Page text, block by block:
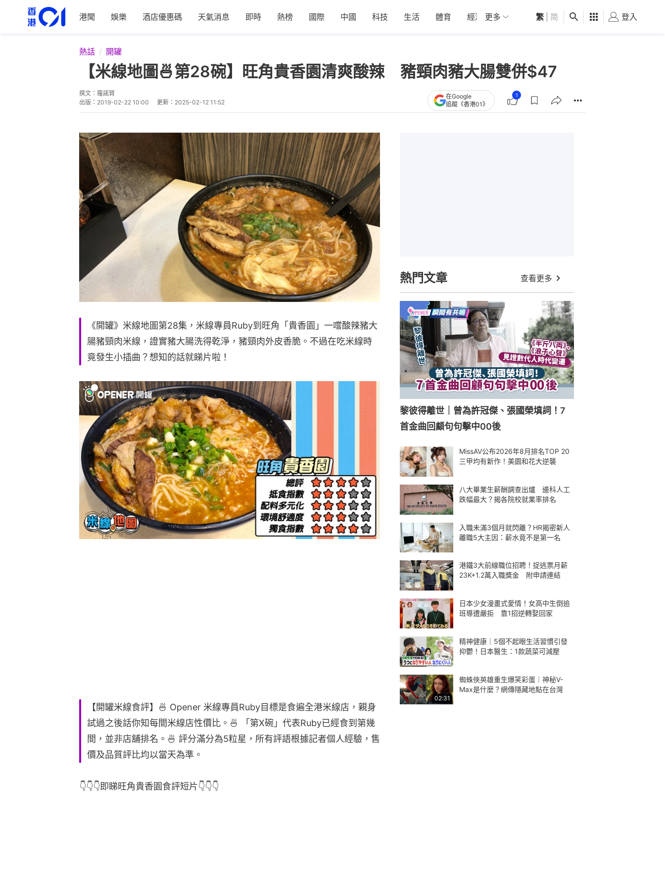
港聞 娛樂 酒店優惠碼 天氣消息 即時 熱榜 國際 中國 科技 生活 體育 經濟 01深圳 觀點 健康 好食玩飛
更多 繁 简 登入
熱話 開罐
【米線地圖🍜第28碗】旺角貴香園清爽酸辣 豬頸肉豬大腸雙併$47
撰文： 羅諾賢
出版： 2019-02-22 10:00 更新： 2025-02-12 11:52
在Google
追蹤《香港01》
1
《開罐》米線地圖第28集，米線專員Ruby到旺角「貴香園」一嚐酸辣豬大
腸豬頸肉米線，證實豬大腸洗得乾淨，豬頸肉外皮香脆。不過在吃米線時
竟發生小插曲？想知的話就睇片啦！
【開罐米線食評】🍜 Opener 米線專員Ruby目標是食遍全港米線店，親身
試過之後話你知每間米線店性價比。🍜 「第X碗」代表Ruby已經食到第幾
間，並非店舖排名。🍜 評分滿分為5粒星，所有評語根據記者個人經驗，售
價及品質評比均以當天為準。
👇👇👇即睇旺角貴香園食評短片👇👇👇
熱門文章 查看更多
黎彼得離世｜曾為許冠傑、張國榮填詞！7
首金曲回顧句句擊中00後
MissAV公布2026年8月排名TOP 20
三甲均有新作！美園和花大逆襲
八大畢業生薪酬調查出爐 邊科人工
跌幅最大？揭各院校就業率排名
入職未滿3個月就閃離？HR揭密新人
離職5大主因：薪水竟不是第一名
港鐵3大前線職位招聘！捉逃票月薪
23K+1.2萬入職獎金 附申請連結
日本少女漫畫式愛情！女高中生倒追
班導遭嚴拒 靠1招逆轉娶回家
精神健康｜5個不起眼生活習慣引發
抑鬱！日本醫生：1款蔬菜可減壓
02:31
蜘蛛俠英雄重生爆笑彩蛋｜神秘V-
Max是什麼？網傳隱藏地點在台灣